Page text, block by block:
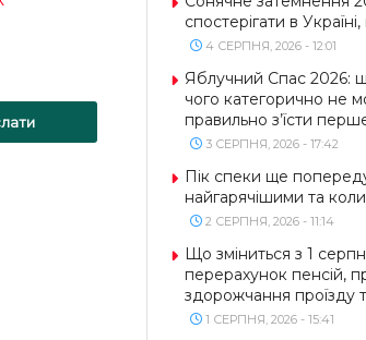
спостерігати в
4 СЕРПНЯ, 2026 - 12:01
Яблучний Спас 2026:
чого категорично не
правильно з’їсти
3 СЕРПНЯ, 2026 - 17:42
Пік спеки ще
найгарячішими та
2 СЕРПНЯ, 2026 - 11:14
Що зміниться з 1
перерахунок пенсій,
здорожчання проїзду
1 СЕРПНЯ, 2026 - 15:41